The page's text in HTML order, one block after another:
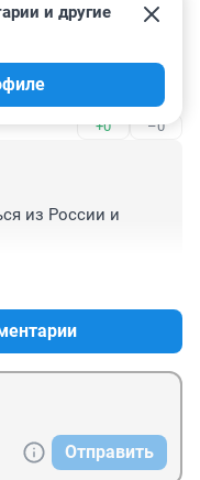
и в
то какая страна
+0 –0
и другие
из России и
Отправить